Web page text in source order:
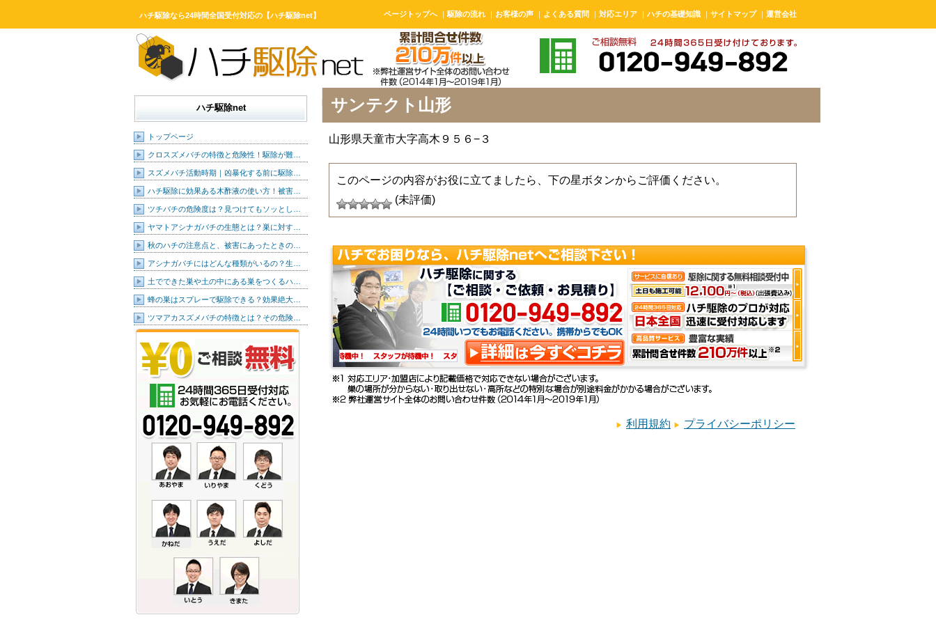
ハチ駆除なら24時間全国受付対応の【ハチ駆除net】 ページトップへ ｜ 駆除の流れ ｜ お客様の声 ｜ よくある質問 ｜ 対応エリア ｜ ハチの基礎知識 ｜ サイトマップ ｜ 運営会社
ハチ駆除net
トップページ
クロスズメバチの特徴と危険性！駆除が難…
スズメバチ活動時期｜凶暴化する前に駆除…
ハチ駆除に効果ある木酢液の使い方！被害…
ツチバチの危険度は？見つけてもソッとし…
ヤマトアシナガバチの生態とは？巣に対す…
秋のハチの注意点と、被害にあったときの…
アシナガバチにはどんな種類がいるの？生…
土でできた巣や土の中にある巣をつくるハ…
蜂の巣はスプレーで駆除できる？効果絶大…
ツマアカスズメバチの特徴とは？その危険…
サンテクト山形
山形県天童市大字高木９５６−３
このページの内容がお役に立てましたら、下の星ボタンからご評価ください。
(未評価)
利用規約 プライバシーポリシー